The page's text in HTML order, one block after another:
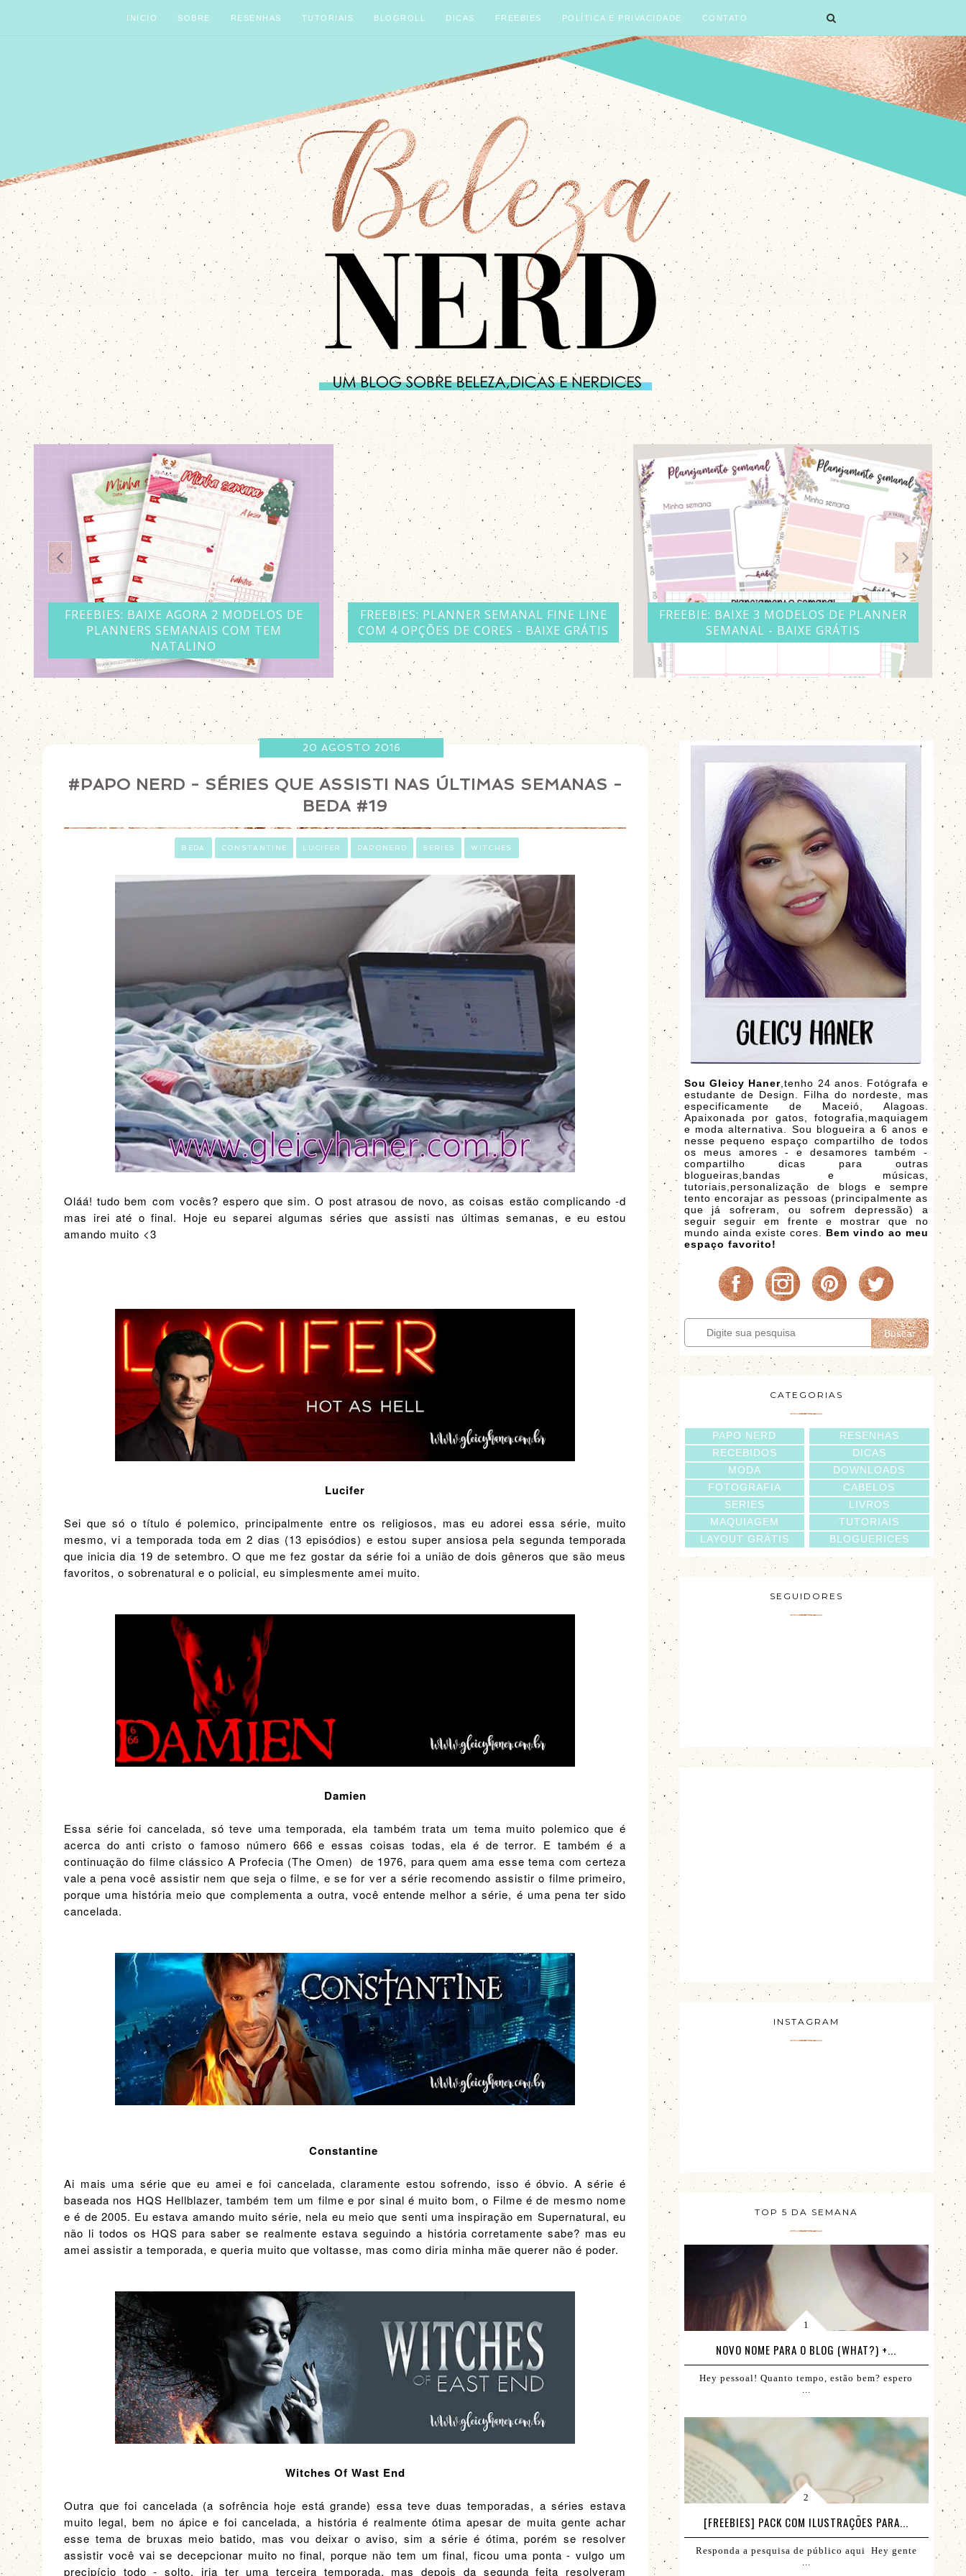
INICIO SOBRE RESENHAS TUTORIAIS BLOGROLL DICAS FREEBIES POLÍTICA E PRIVACIDADE CONTATO
FREEBIES: PLANNER SEMANAL FINE LINE
COM 4 OPÇÕES DE CORES - BAIXE GRÁTIS
FREEBIE: BAIXE 3 MODELOS DE PLANNER
SEMANAL - BAIXE GRÁTIS
BAIXE GRÁTIS: 2 MODELOS DE PLANNER
SEMANAL (8 OPÇÕES DE CORES) - PARA
IMPRIMIR EM CASA
20 AGOSTO 2016
#PAPO NERD - SÉRIES QUE ASSISTI NAS ÚLTIMAS SEMANAS -
BEDA #19
BEDA CONSTANTINE LUCIFER PAPONERD SERIES WITCHES
Oláá! tudo bem com vocês? espero que sim. O post atrasou de novo, as coisas estão complicando -d
mas irei até o final. Hoje eu separei algumas séries que assisti nas últimas semanas, e eu estou
amando muito <3
Lucifer
Sei que só o título é polemico, principalmente entre os religiosos, mas eu adorei essa série, muito
mesmo, vi a temporada toda em 2 dias (13 episódios) e estou super ansiosa pela segunda temporada
que inicia dia 19 de setembro. O que me fez gostar da série foi a união de dois gêneros que são meus
favoritos, o sobrenatural e o policial, eu simplesmente amei muito.
Damien
Essa série foi cancelada, só teve uma temporada, ela também trata um tema muito polemico que é
acerca do anti cristo o famoso número 666 e essas coisas todas, ela é de terror. E também é a
continuação do filme clássico A Profecia (The Omen) de 1976, para quem ama esse tema com certeza
vale a pena você assistir nem que seja o filme, e se for ver a série recomendo assistir o filme primeiro,
porque uma história meio que complementa a outra, você entende melhor a série, é uma pena ter sido
cancelada.
Constantine
Ai mais uma série que eu amei e foi cancelada, claramente estou sofrendo, isso é óbvio. A série é
baseada nos HQS Hellblazer, também tem um filme e por sinal é muito bom, o Filme é de mesmo nome
e é de 2005. Eu estava amando muito série, nela eu meio que senti uma inspiração em Supernatural, eu
não li todos os HQS para saber se realmente estava seguindo a história corretamente sabe? mas eu
amei assistir a temporada, e queria muito que voltasse, mas como diria minha mãe querer não é poder.
Witches Of Wast End
Outra que foi cancelada (a sofrência hoje está grande) essa teve duas temporadas, a séries estava
muito legal, bem no ápice e foi cancelada, a história é realmente ótima apesar de muita gente achar
esse tema de bruxas meio batido, mas vou deixar o aviso, sim a série é ótima, porém se resolver
assistir você vai se decepcionar muito no final, porque não tem um final, ficou uma ponta - vulgo um
precipício todo - solto, iria ter uma terceira temporada, mas depois da segunda feita resolveram
Sou Gleicy Haner ,tenho 24 anos. Fotógrafa e
estudante de Design. Filha do nordeste, mas
especificamente de Maceió, Alagoas.
Apaixonada por gatos, fotografia,maquiagem
e moda alternativa. Sou blogueira a 6 anos e
nesse pequeno espaço compartilho de todos
os meus amores - e desamores também -
compartilho dicas para outras
blogueiras,bandas e músicas,
tutoriais,personalização de blogs e sempre
tento encorajar as pessoas (principalmente as
que já sofreram, ou sofrem depressão) a
seguir seguir em frente e mostrar que no
mundo ainda existe cores. Bem vindo ao meu
espaço favorito!
Buscar
CATEGORIAS
RESENHAS
DICAS
DOWNLOADS
CABELOS
LIVROS
TUTORIAIS
BLOGUERICES
PAPO NERD
RECEBIDOS
MODA
FOTOGRAFIA
SERIES
MAQUIAGEM
LAYOUT GRÁTIS
SEGUIDORES
INSTAGRAM
TOP 5 DA SEMANA
NOVO NOME PARA O BLOG (WHAT?) +...
Hey pessoal! Quanto tempo, estão bem? espero
[FREEBIES] PACK COM ILUSTRAÇÕES PARA...
Responda a pesquisa de público aqui Hey gente